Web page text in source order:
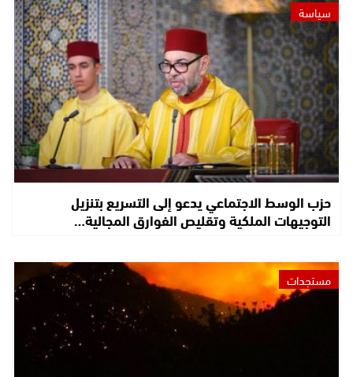
سياسة
حزب الوسط الاجتماعي يدعو إلى التسريع بتنزيل
التوجيهات الملكية وتقليص الفوارق المجالية…
مستجدات